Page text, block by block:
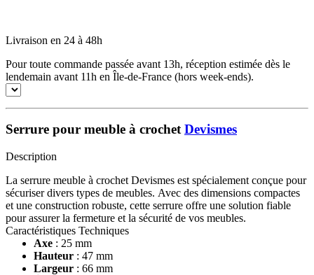
Livraison en 24 à 48h
Pour toute commande passée avant 13h, réception estimée dès le
lendemain avant 11h en Île-de-France (hors week-ends).
Serrure pour meuble à crochetDevismes
Description
La serrure meuble à crochet Devismes est spécialement conçue pour
sécuriser divers types de meubles. Avec des dimensions compactes
et une construction robuste, cette serrure offre une solution fiable
pour assurer la fermeture et la sécurité de vos meubles.
Caractéristiques Techniques
Axe : 25 mm
Hauteur : 47 mm
Largeur : 66 mm